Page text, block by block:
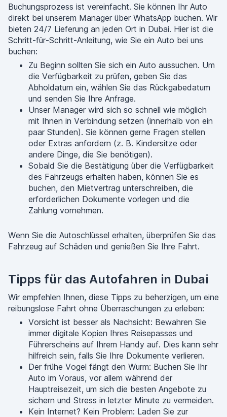
Buchungsprozess ist vereinfacht. Sie können Ihr Auto
direkt bei unserem Manager über WhatsApp buchen. Wir
bieten 24/7 Lieferung an jeden Ort in Dubai. Hier ist die
Schritt-für-Schritt-Anleitung, wie Sie ein Auto bei uns
buchen:
Zu Beginn sollten Sie sich ein Auto aussuchen. Um
die Verfügbarkeit zu prüfen, geben Sie das
Abholdatum ein, wählen Sie das Rückgabedatum
und senden Sie Ihre Anfrage.
Unser Manager wird sich so schnell wie möglich
mit Ihnen in Verbindung setzen (innerhalb von ein
paar Stunden). Sie können gerne Fragen stellen
oder Extras anfordern (z. B. Kindersitze oder
andere Dinge, die Sie benötigen).
Sobald Sie die Bestätigung über die Verfügbarkeit
des Fahrzeugs erhalten haben, können Sie es
buchen, den Mietvertrag unterschreiben, die
erforderlichen Dokumente vorlegen und die
Zahlung vornehmen.
Wenn Sie die Autoschlüssel erhalten, überprüfen Sie das
Fahrzeug auf Schäden und genießen Sie Ihre Fahrt.
Tipps für das Autofahren in Dubai
Wir empfehlen Ihnen, diese Tipps zu beherzigen, um eine
reibungslose Fahrt ohne Überraschungen zu erleben:
Vorsicht ist besser als Nachsicht: Bewahren Sie
immer digitale Kopien Ihres Reisepasses und
Führerscheins auf Ihrem Handy auf. Dies kann sehr
hilfreich sein, falls Sie Ihre Dokumente verlieren.
Der frühe Vogel fängt den Wurm: Buchen Sie Ihr
Auto im Voraus, vor allem während der
Hauptreisezeit, um sich die besten Angebote zu
sichern und Stress in letzter Minute zu vermeiden.
Kein Internet? Kein Problem: Laden Sie zur